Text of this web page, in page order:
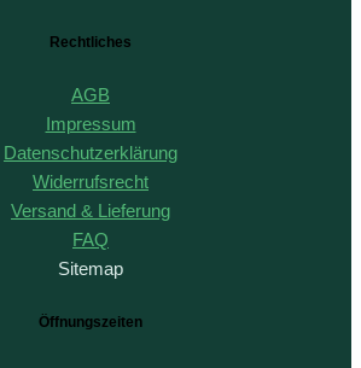
Rechtliches
AGB
Impressum
Datenschutzerklärung
Widerrufsrecht
Versand & Lieferung
FAQ
Sitemap
Öffnungszeiten